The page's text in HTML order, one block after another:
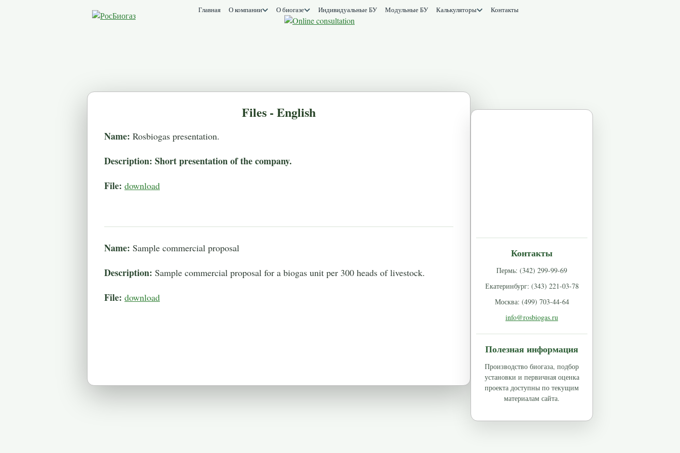
Главная О компании О биогазе Индивидуальные БУ Модульные БУ Калькуляторы Контакты
Files - English
Name: Rosbiogas presentation.
Description: Short presentation of the company.
File: download
Name: Sample commercial proposal
Description: Sample commercial proposal for a biogas unit per 300 heads of livestock.
File: download
Контакты
Пермь: (342) 299-99-69
Екатеринбург: (343) 221-03-78
Москва: (499) 703-44-64
info@rosbiogas.ru
Полезная информация
Производство биогаза, подбор
установки и первичная оценка
проекта доступны по текущим
материалам сайта.